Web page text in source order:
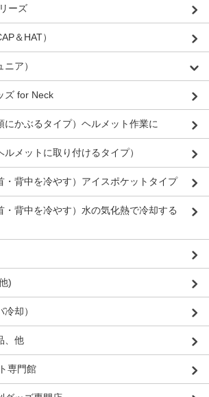
ーズ
＆HAT）
ア）
ズ for Neck
にかぶるタイプ）ヘルメット作業に
メットに取り付けるタイプ）
・背中を冷やす）アイスポケットタイプ
・背中を冷やす）水の気化熱で冷却する
)
却）
、他
専門館